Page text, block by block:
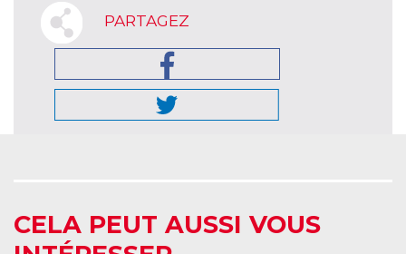
PARTAGEZ
CELA PEUT AUSSI VOUS